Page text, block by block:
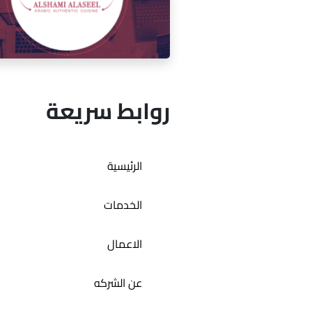
إدارة السوشيال ميديا لمقهى
إدارة السوشيال ميديا لمطعم
روابط سريعة
الرئيسية
الخدمات
الاعمال
عن الشركه